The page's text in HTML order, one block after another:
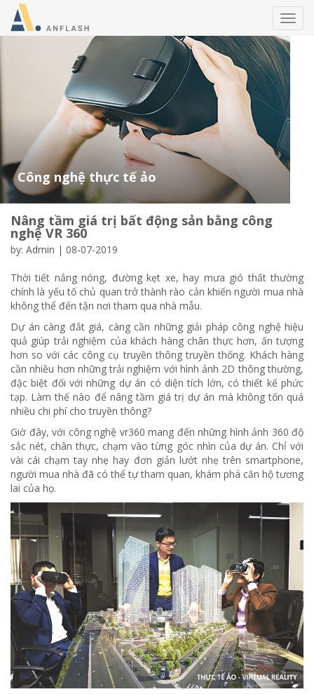
Công nghệ thực tế ảo
Nâng tầm giá trị bất động sản bằng công
nghệ VR 360
by: Admin | 08-07-2019
Thời tiết nắng nóng, đường kẹt xe, hay mưa gió thất thường
chính là yếu tố chủ quan trở thành rào cản khiến người mua nhà
không thể đến tận nơi tham qua nhà mẫu.
Dự án càng đắt giá, càng cần những giải pháp công nghệ hiệu
quả giúp trải nghiệm của khách hàng chân thực hơn, ấn tượng
hơn so với các công cụ truyền thông truyền thống. Khách hàng
cần nhiều hơn những trải nghiệm với hình ảnh 2D thông thường,
đặc biệt đối với những dự án có diện tích lớn, có thiết kế phức
tạp. Làm thế nào để nâng tầm giá trị dự án mà không tốn quá
nhiều chi phí cho truyền thông?
Giờ đây, với công nghệ vr360 mang đến những hình ảnh 360 độ
sắc nét, chân thực, chạm vào từng góc nhìn của dự án. Chỉ với
vài cái chạm tay nhẹ hay đơn giản lướt nhẹ trên smartphone,
người mua nhà đã có thể tự tham quan, khám phá căn hộ tương
lai của họ.